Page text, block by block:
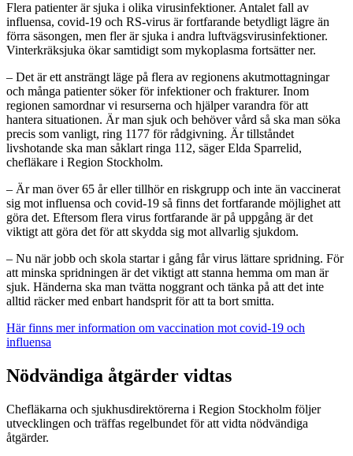
Flera patienter är sjuka i olika virusinfektioner. Antalet fall av
influensa, covid-19 och RS-virus är fortfarande betydligt lägre än
förra säsongen, men fler är sjuka i andra luftvägsvirusinfektioner.
Vinterkräksjuka ökar samtidigt som mykoplasma fortsätter ner.
– Det är ett ansträngt läge på flera av regionens akutmottagningar
och många patienter söker för infektioner och frakturer. Inom
regionen samordnar vi resurserna och hjälper varandra för att
hantera situationen. Är man sjuk och behöver vård så ska man söka
precis som vanligt, ring 1177 för rådgivning. Är tillståndet
livshotande ska man såklart ringa 112, säger Elda Sparrelid,
chefläkare i Region Stockholm.
– Är man över 65 år eller tillhör en riskgrupp och inte än vaccinerat
sig mot influensa och covid-19 så finns det fortfarande möjlighet att
göra det. Eftersom flera virus fortfarande är på uppgång är det
viktigt att göra det för att skydda sig mot allvarlig sjukdom.
– Nu när jobb och skola startar i gång får virus lättare spridning. För
att minska spridningen är det viktigt att stanna hemma om man är
sjuk. Händerna ska man tvätta noggrant och tänka på att det inte
alltid räcker med enbart handsprit för att ta bort smitta.
Här finns mer information om vaccination mot covid-19 och
influensa
Nödvändiga åtgärder vidtas
Chefläkarna och sjukhusdirektörerna i Region Stockholm följer
utvecklingen och träffas regelbundet för att vidta nödvändiga
åtgärder.